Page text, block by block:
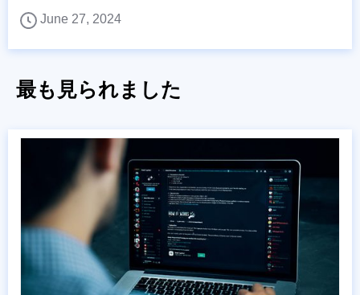
June 27, 2024
最も見られました